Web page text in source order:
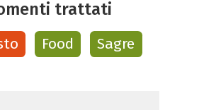
trattati
Food Sagre